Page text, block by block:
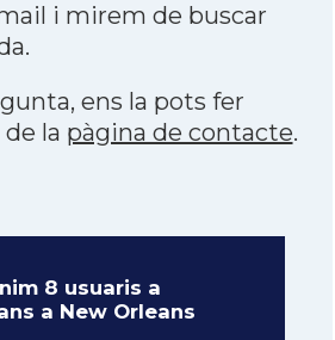
i mirem de buscar
ens la pots fer
la pàgina de contacte.
8 usuaris a
a New Orleans